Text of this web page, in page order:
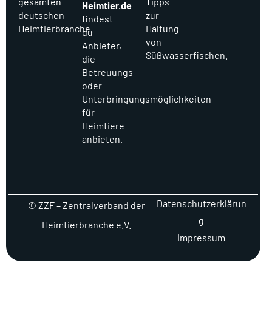
deutschen
Heimtierbranche.
Heimtier.de
findest
du
Anbieter,
die
Betreuungs-
oder
Unterbringungsmöglichkeiten
für
Heimtiere
anbieten.
zur
Haltung
von
Süßwasserfischen.
© ZZF – Zentralverband der
Heimtierbranche e.V.
Datenschutzerklärun
g
Impressum